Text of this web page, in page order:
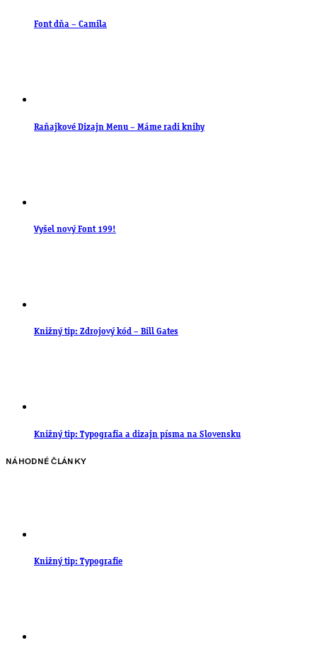
Font dňa – Camila
Raňajkové Dizajn Menu – Máme radi knihy
Vyšel nový Font 199!
Knižný tip: Zdrojový kód – Bill Gates
Knižný tip: Typografia a dizajn písma na Slovensku
NÁHODNÉ ČLÁNKY
Knižný tip: Typografie